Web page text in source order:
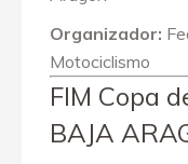
Organizador:
Motociclismo
FIM Copa
BAJA